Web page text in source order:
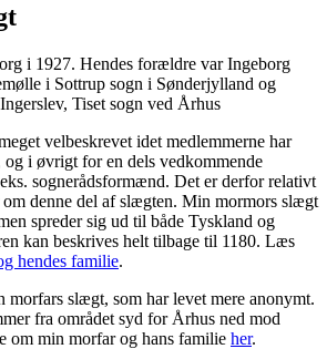
i 1927. Hendes forældre var Ingeborg
i Sottrup sogn i Sønderjylland og
Tiset sogn ved Århus
velbeskrevet idet medlemmerne har
i øvrigt for en dels vedkommende
sognerådsformænd. Det er derfor relativt
denne del af slægten. Min mormors slægt
spreder sig ud til både Tyskland og
kan beskrives helt tilbage til 1180. Læs
hendes familie.
morfars slægt, som har levet mere anonymt.
fra området syd for Århus ned mod
om min morfar og hans familie her.